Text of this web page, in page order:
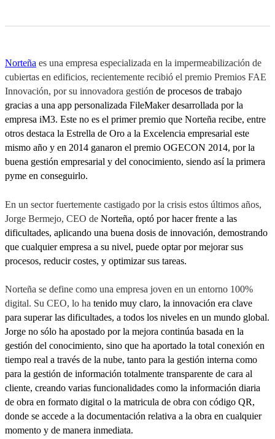
Norteña es una empresa especializada en la impermeabilización de
cubiertas en edificios, recientemente recibió el premio Premios FAE
Innovación, por su innovadora gestión de procesos de trabajo
gracias a una app personalizada FileMaker desarrollada por la
empresa iM3. Este no es el primer premio que Norteña recibe, entre
otros destaca la Estrella de Oro a la Excelencia empresarial este
mismo año y en 2014 ganaron el premio OGECON 2014, por la
buena gestión empresarial y del conocimiento, siendo así la primera
pyme en conseguirlo.
En un sector fuertemente castigado por la crisis estos últimos años,
Jorge Bermejo, CEO de Norteña, optó por hacer frente a las
dificultades, aplicando una buena dosis de innovación, demostrando
que cualquier empresa a su nivel, puede optar por mejorar sus
procesos, reducir costes, y optimizar sus tareas.
Norteña se define como una empresa joven en un entorno 100%
digital. Su CEO, lo ha tenido muy claro, la innovación era clave
para superar las dificultades, a todos los niveles en un mundo global.
Jorge no sólo ha apostado por la mejora continúa basada en la
gestión del conocimiento, sino que ha aportado la total conexión en
tiempo real a través de la nube, tanto para la gestión interna como
para la gestión de información totalmente transparente de cara al
cliente, creando varias funcionalidades como la información diaria
de obra en formato digital o la matricula de obra con código QR,
donde se accede a la documentación relativa a la obra en cualquier
momento y de manera inmediata.